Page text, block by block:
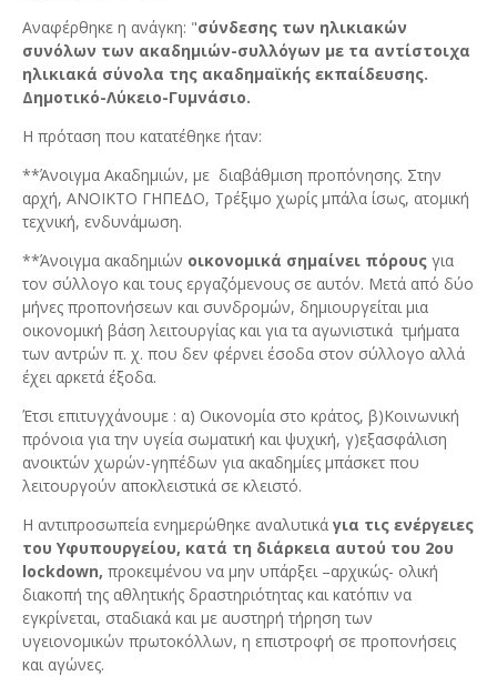
Αναφέρθηκε η ανάγκη: "σύνδεσης των ηλικιακών
συνόλων των ακαδημιών-συλλόγων με τα αντίστοιχα
ηλικιακά σύνολα της ακαδημαϊκής εκπαίδευσης.
Δημοτικό-Λύκειο-Γυμνάσιο.
Η πρόταση που κατατέθηκε ήταν:
**Άνοιγμα Ακαδημιών, με διαβάθμιση προπόνησης. Στην
αρχή, ΑΝΟΙΚΤΟ ΓΗΠΕΔΟ, Τρέξιμο χωρίς μπάλα ίσως, ατομική
τεχνική, ενδυνάμωση.
**Άνοιγμα ακαδημιών οικονομικά σημαίνει πόρους για
τον σύλλογο και τους εργαζόμενους σε αυτόν. Μετά από δύο
μήνες προπονήσεων και συνδρομών, δημιουργείται μια
οικονομική βάση λειτουργίας και για τα αγωνιστικά τμήματα
των αντρών π. χ. που δεν φέρνει έσοδα στον σύλλογο αλλά
έχει αρκετά έξοδα.
Έτσι επιτυγχάνουμε : α) Οικονομία στο κράτος, β)Κοινωνική
πρόνοια για την υγεία σωματική και ψυχική, γ)εξασφάλιση
ανοικτών χωρών-γηπέδων για ακαδημίες μπάσκετ που
λειτουργούν αποκλειστικά σε κλειστό.
Η αντιπροσωπεία ενημερώθηκε αναλυτικά για τις ενέργειες
του Υφυπουργείου, κατά τη διάρκεια αυτού του 2ου
lockdown, προκειμένου να μην υπάρξει –αρχικώς- ολική
διακοπή της αθλητικής δραστηριότητας και κατόπιν να
εγκρίνεται, σταδιακά και με αυστηρή τήρηση των
υγειονομικών πρωτοκόλλων, η επιστροφή σε προπονήσεις
και αγώνες.